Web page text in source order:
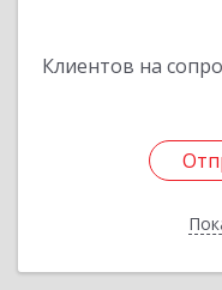
Клиентов на